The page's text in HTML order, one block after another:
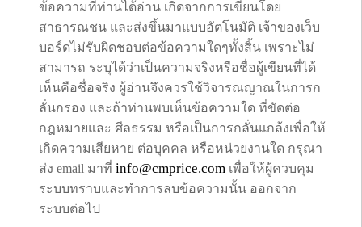
ข้อความที่ท่านได้อ่าน เกิดจากการเขียนโดย
สาธารณชน และส่งขึ้นมาแบบอัตโนมัติ เจ้าของเว็บ
บอร์ดไม่รับผิดชอบต่อข้อความใดๆทั้งสิ้น เพราะไม่
สามารถ ระบุได้ว่าเป็นความจริงหรือชื่อผู้เขียนที่ได้
เห็นคือชื่อจริง ผู้อ่านจึงควรใช้วิจารณญาณในการก
ลั่นกรอง และถ้าท่านพบเห็นข้อความใด ที่ขัดต่อ
กฎหมายและ ศีลธรรม หรือเป็นการกลั่นแกล้งเพื่อให้
เกิดความเสียหาย ต่อบุคคล หรือหน่วยงานใด กรุณา
ส่ง email มาที่ info@cmprice.com เพื่อให้ผู้ควบคุม
ระบบทราบและทำการลบข้อความนั้น ออกจาก
ระบบต่อไป